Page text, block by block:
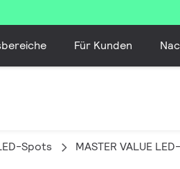
Für Kunden
Spots MASTER VALUE